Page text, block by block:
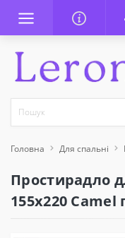
Головна Для спальні
Простирадло
155х220 Camel